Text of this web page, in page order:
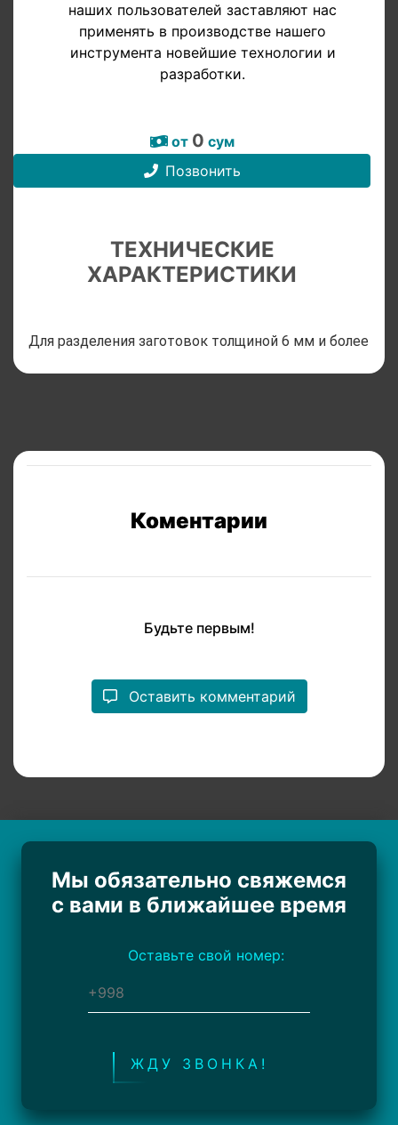
наших пользователей заставляют нас
применять в производстве нашего
инструмента новейшие технологии и
разработки.
от 0 сум
Позвонить
ТЕХНИЧЕСКИЕ
ХАРАКТЕРИСТИКИ
Для разделения заготовок толщиной 6 мм и более
Коментарии
Будьте первым!
Оставить комментарий
Мы обязательно свяжемся
с вами в ближайшее время
Оставьте свой номер:
ЖДУ ЗВОНКА!